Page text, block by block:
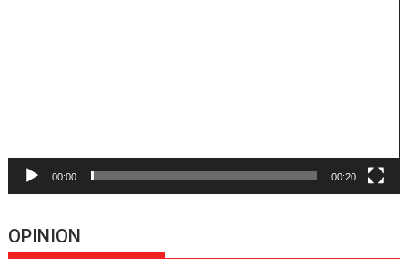
00:00 00:20
OPINION